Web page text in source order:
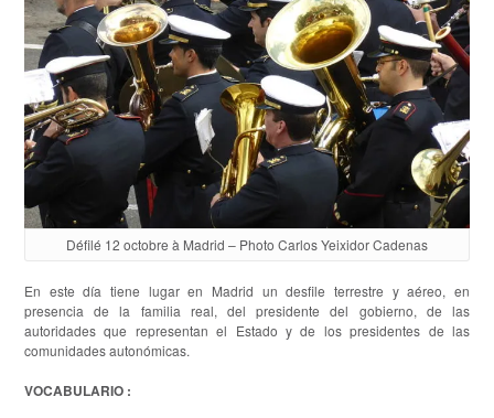
Défilé 12 octobre à Madrid – Photo Carlos Yeixidor Cadenas
En este día tiene lugar en Madrid un desfile terrestre y aéreo, en
presencia de la familia real, del presidente del gobierno, de las
autoridades que representan el Estado y de los presidentes de las
comunidades autonómicas.
VOCABULARIO :